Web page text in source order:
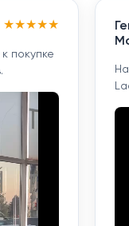
★★★★★
покупке